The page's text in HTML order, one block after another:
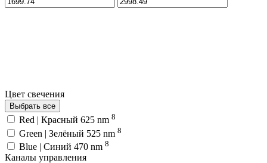
Цвет свечения
Выбрать все
Red | Красный 625 nm 8
Green | Зелёный 525 nm 8
Blue | Синий 470 nm 8
Каналы управления